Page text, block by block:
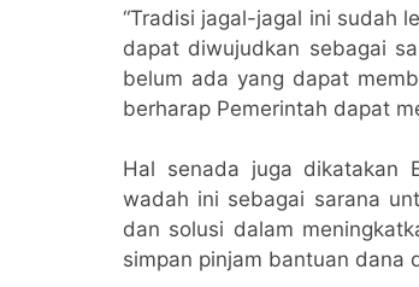
“Tradisi jagal-jagal ini sudah
dapat diwujudkan sebagai
belum ada yang dapat
berharap Pemerintah dapat
Hal senada juga dikatakan
wadah ini sebagai sarana
dan solusi dalam
simpan pinjam bantuan dana